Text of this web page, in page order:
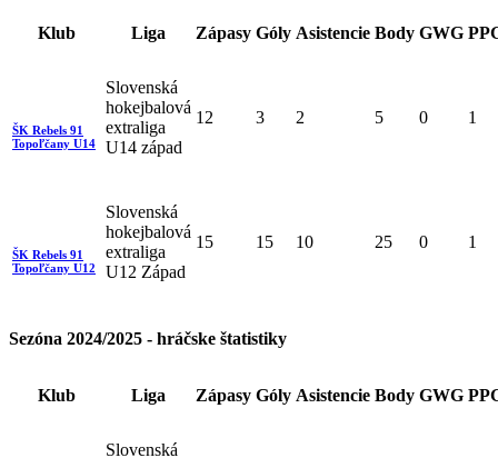
Klub Liga Zápasy Góly Asistencie Body GWG
ŠK Rebels 91
Topoľčany U14
Slovenská
hokejbalová
extraliga
U14 západ
12 3 2 5 0 1
ŠK Rebels 91
Topoľčany U12
Slovenská
hokejbalová
extraliga
U12 Západ
15 15 10 25 0 1
Sezóna 2024/2025 - hráčske štatistiky
Klub Liga Zápasy Góly Asistencie Body GWG
Slovenská